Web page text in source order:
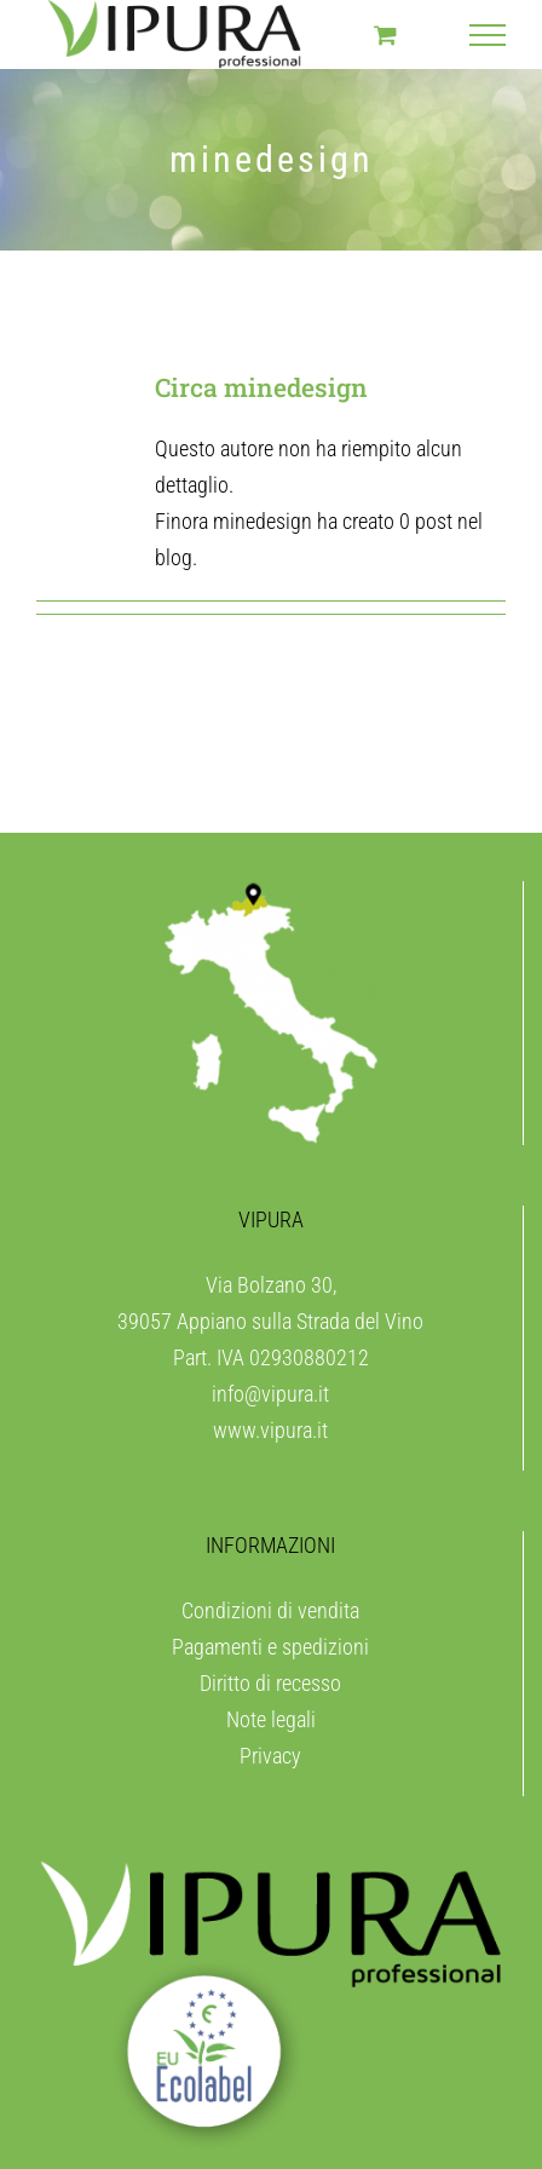
contenuto
minedesign
Circaminedesign
Questo autore non ha riempito alcun
dettaglio.
Finora minedesign ha creato 0 post nel
blog.
VIPURA
Via Bolzano 30,
39057 Appiano sulla Strada del Vino
Part. IVA 02930880212
info@vipura.it
www.vipura.it
INFORMAZIONI
Condizioni di vendita
Pagamenti e spedizioni
Diritto di recesso
Note legali
Privacy